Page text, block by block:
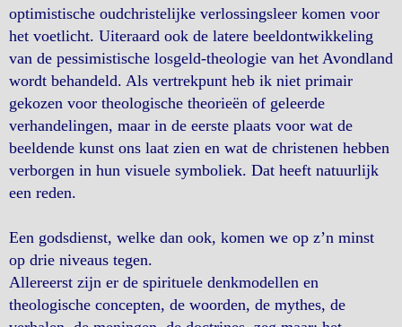
optimistische oudchristelijke verlossingsleer komen voor
het voetlicht. Uiteraard ook de latere beeldontwikkeling
van de pessimistische losgeld-theologie van het Avondland
wordt behandeld. Als vertrekpunt heb ik niet primair
gekozen voor theologische theorieën of geleerde
verhandelingen, maar in de eerste plaats voor wat de
beeldende kunst ons laat zien en wat de christenen hebben
verborgen in hun visuele symboliek. Dat heeft natuurlijk
een reden.
Een godsdienst, welke dan ook, komen we op z’n minst
op drie niveaus tegen.
Allereerst zijn er de spirituele denkmodellen en
theologische concepten, de woorden, de mythes, de